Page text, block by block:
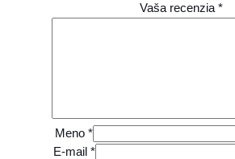
Vaša recenzia *
Meno *
E-mail *